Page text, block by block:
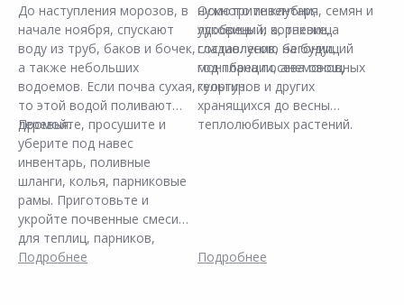
этого, стволы деревьев и
кустарников необходимо
обработать побелкой.
Молодые саженцы
плодовых деревьев надо
еще и уберечь от зимних
морозов. Для этого
До наступления морозов, в
начале ноября, спускают
воду из труб, баков и бочек,
а также небольших
водоемов. Если почва сухая,
то этой водой поливают
деревья.
Промойте, просушите и
уберите под навес
инвентарь, поливные
шланги, колья, парниковые
рамы. Приготовьте и
укройте почвенные смеси
для теплиц, парников,
стаканчиков. Заготовляйте
Подробнее
нужного инвентаря, семян и
удобрений, а, так же,
составлению на будущий
год плана посева овощных
культур.
Осмотрите клубни,
луковицы и корневища
гладиолусов, бегонии,
монтбреции, анемонов,
георгинов и других
хранящихся до весны
теплолюбивых растений.
Подробнее